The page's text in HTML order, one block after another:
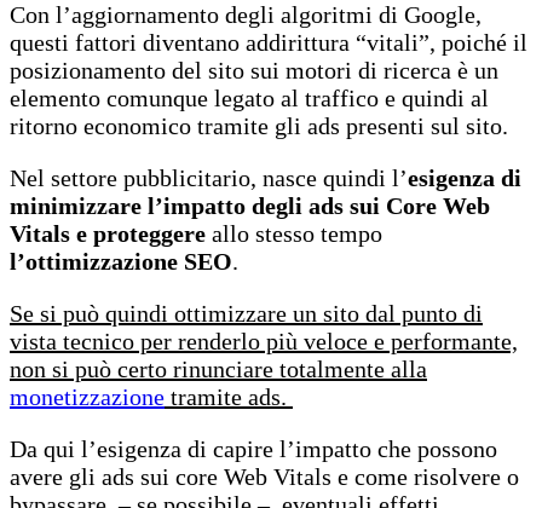
Con l’aggiornamento degli algoritmi di Google,
questi fattori diventano addirittura “vitali”, poiché il
posizionamento del sito sui motori di ricerca è un
elemento comunque legato al traffico e quindi al
ritorno economico tramite gli ads presenti sul sito.
Nel settore pubblicitario, nasce quindi l’esigenza di
minimizzare l’impatto degli ads sui Core Web
Vitals e proteggere allo stesso tempo
l’ottimizzazione SEO.
Se si può quindi ottimizzare un sito dal punto di
vista tecnico per renderlo più veloce e performante,
non si può certo rinunciare totalmente alla
monetizzazione tramite ads.
Da qui l’esigenza di capire l’impatto che possono
avere gli ads sui core Web Vitals e come risolvere o